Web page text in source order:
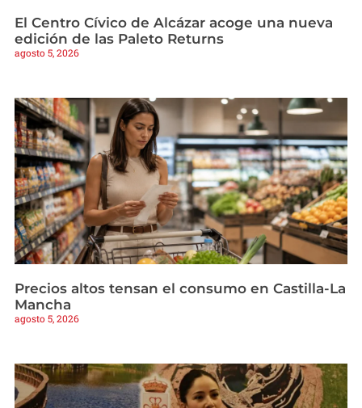
El Centro Cívico de Alcázar acoge una nueva
edición de las Paleto Returns
agosto 5, 2026
Precios altos tensan el consumo en Castilla-La
Mancha
agosto 5, 2026